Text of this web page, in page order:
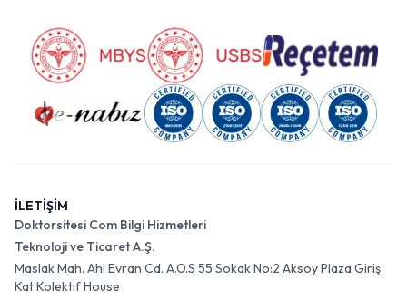
İLETİŞİM
Doktorsitesi Com Bilgi Hizmetleri
Teknoloji ve Ticaret A.Ş.
Maslak Mah. Ahi Evran Cd. A.O.S 55 Sokak No:2 Aksoy Plaza Giriş
Kat Kolektif House